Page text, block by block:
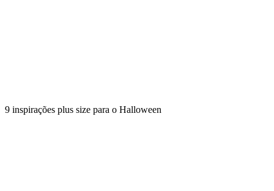
9 inspirações plus size para o Halloween